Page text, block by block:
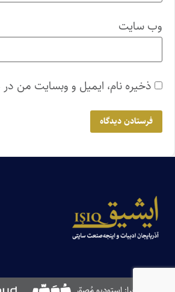
وب‌ سایت
ذخیره نام، ایمیل و وبسایت من